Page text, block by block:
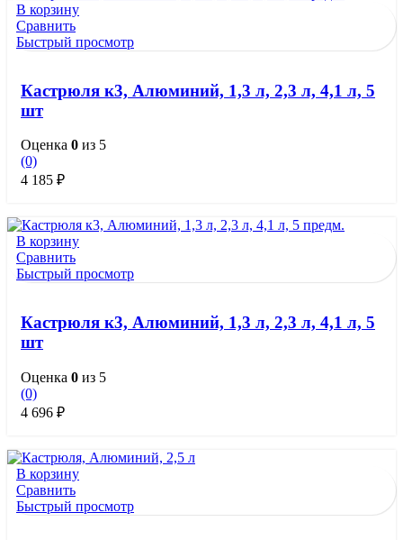
В корзину
Сравнить
Быстрый просмотр
Кастрюля к3, Алюминий, 1,3 л, 2,3 л, 4,1 л, 5
шт
Оценка 0 из 5
(0)
4 185 ₽
В корзину
Сравнить
Быстрый просмотр
Кастрюля к3, Алюминий, 1,3 л, 2,3 л, 4,1 л, 5
шт
Оценка 0 из 5
(0)
4 696 ₽
В корзину
Сравнить
Быстрый просмотр